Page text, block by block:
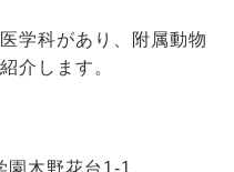
学科があり、附属動物
介します。